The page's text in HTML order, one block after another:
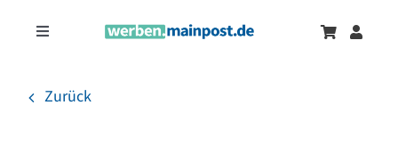
InhaltToggle
Zurück